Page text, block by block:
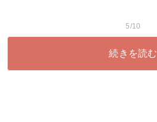
5/10
続きを読む